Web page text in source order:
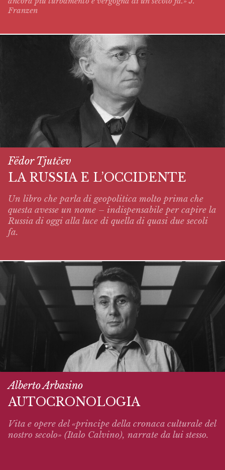
Franzen
Fëdor Tjutčev
LA RUSSIA E L’OCCIDENTE
Un libro che parla di geopolitica molto prima che
questa avesse un nome – indispensabile per capire la
Russia di oggi alla luce di quella di quasi due secoli
fa.
Alberto Arbasino
AUTOCRONOLOGIA
Vita e opere del «principe della cronaca culturale del
nostro secolo» (Italo Calvino), narrate da lui stesso.